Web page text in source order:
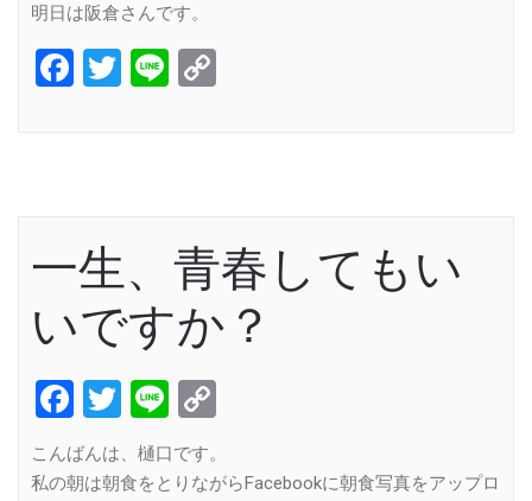
明日は阪倉さんです。
Facebook
Twitter
Line
一生、青春してもい
いですか？
Facebook
Twitter
Line
こんばんは、樋口です。
私の朝は朝食をとりながらFacebookに朝食写真をアップロ